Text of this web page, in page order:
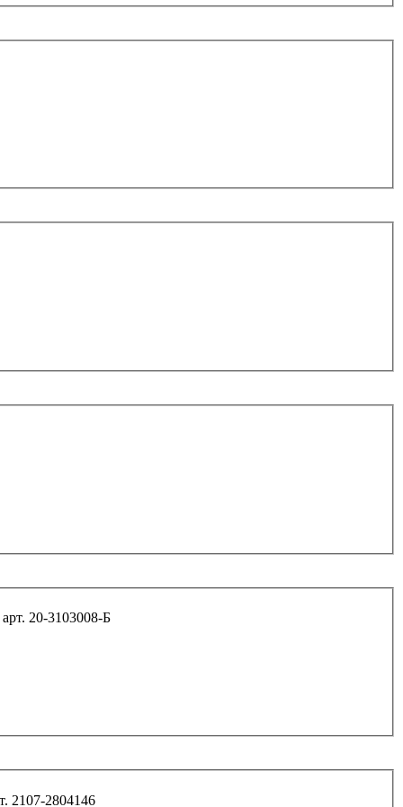
Болт М14*45*1,5 (шпилька) колеса передний "ВОЛГА" арт. 20-3103008-Б
2107-2804146